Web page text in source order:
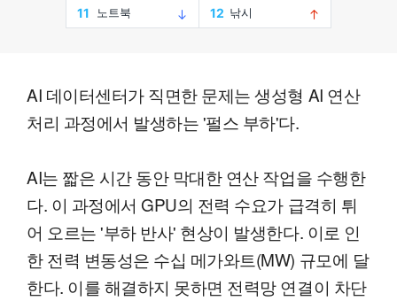
AI 데이터센터가 직면한 문제는 생성형 AI 연산
처리 과정에서 발생하는 '펄스 부하'다.
AI는 짧은 시간 동안 막대한 연산 작업을 수행한
다. 이 과정에서 GPU의 전력 수요가 급격히 튀
어 오르는 '부하 반사' 현상이 발생한다. 이로 인
한 전력 변동성은 수십 메가와트(MW) 규모에 달
한다. 이를 해결하지 못하면 전력망 연결이 차단